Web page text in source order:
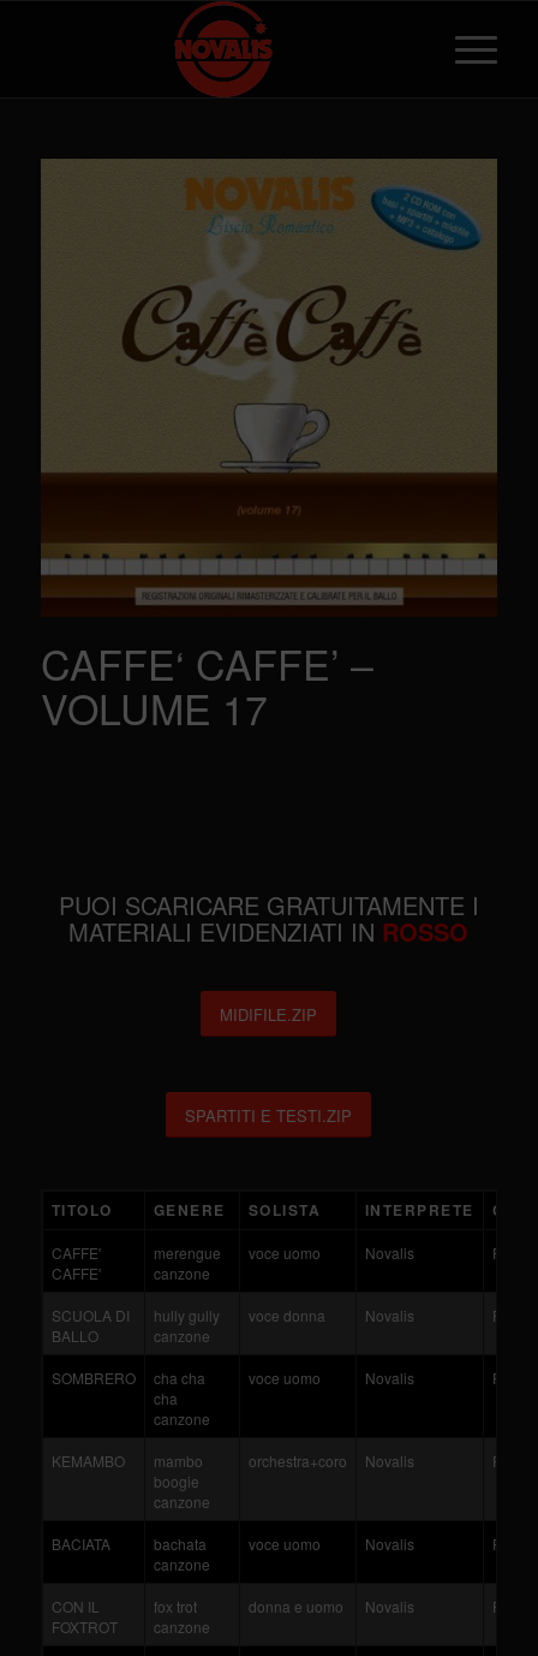
CAFFE‘ CAFFE’ –
VOLUME 17
PUOI SCARICARE GRATUITAMENTE I
MATERIALI EVIDENZIATI IN ROSSO
MIDIFILE.ZIP
SPARTITI E TESTI.ZIP
TITOLO GENERE SOLISTA INTERPRETE
CAFFE'
CAFFE'
merengue
canzone
voce uomo Novalis Rinaldi
SCUOLA DI
BALLO
hully gully
canzone
voce donna Novalis Rinaldi
SOMBRERO
cha cha
cha
canzone
voce uomo Novalis Rinaldi
KEMAMBO
mambo
boogie
canzone
orchestra+coro Novalis Rinaldi
BACIATA
bachata
canzone
voce uomo Novalis Rinaldi
CON IL
FOXTROT
fox trot
canzone
donna e uomo Novalis Rinaldi